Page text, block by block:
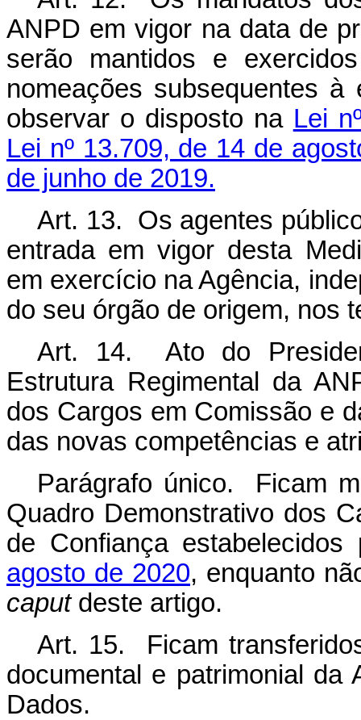
ANPD em vigor na data de
serão mantidos e
nomeações subsequentes
observar o disposto na Lei
Lei nº 13.709, de 14 de
de junho de 2019.
Art. 13. Os agentes
entrada em vigor desta
em exercício na Agência,
do seu órgão de origem, nos
Art. 14. Ato do
Estrutura Regimental da
dos Cargos em Comissão e
das novas competências e
Parágrafo único. Ficam
Quadro Demonstrativo dos
de Confiança
agosto de 2020, enquanto
caputdeste artigo.
Art. 15. Ficam
documental e patrimonial da
Dados.